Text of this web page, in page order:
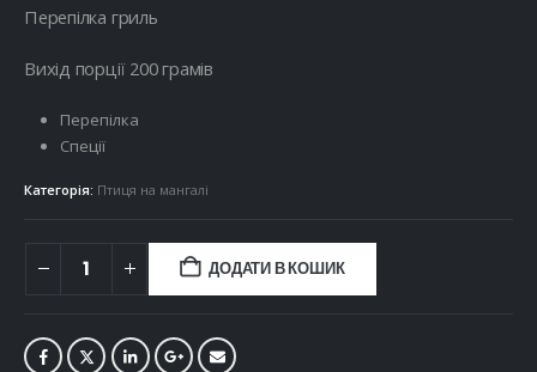
Перепілка гриль
Вихід порції 200 грамів
Перепілка
Спеції
Категорія: Птиця на мангалі
ДОДАТИ В КОШИК